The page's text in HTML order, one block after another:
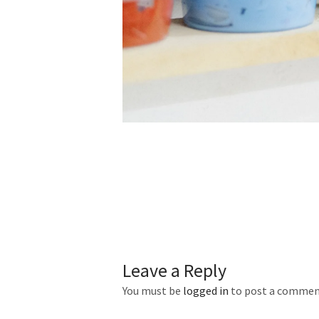
Leave a Reply
You must be logged in to post a